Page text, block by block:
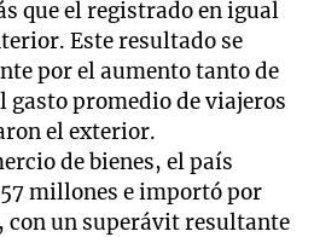
que el registrado en igual
Este resultado se
por el aumento tanto de
gasto promedio de viajeros
el exterior.
de bienes, el país
millones e importó por
con un superávit resultante